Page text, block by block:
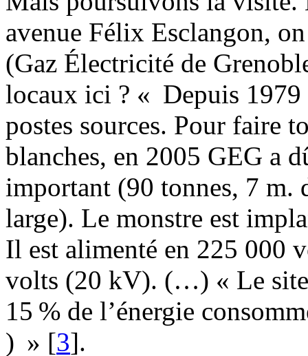
avenue Félix Esclangon,
(Gaz Électricité de
locaux ici ? « Depuis 1979
postes sources. Pour faire
blanches, en 2005 GEG a
important (90 tonnes, 7 m.
large). Le monstre est
Il est alimenté en 225 000
volts (20 kV). (…) « Le
15 % de l’énergie
) » [3].